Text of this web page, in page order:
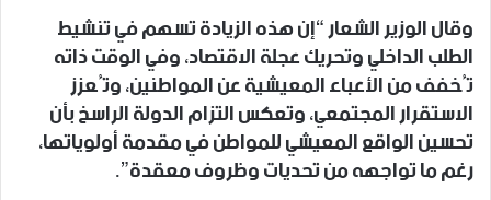
وقال الوزير الشعار “إن هذه الزيادة تسهم في تنشيط
الطلب الداخلي وتحريك عجلة الاقتصاد، وفي الوقت ذاته
تُخفف من الأعباء المعيشية عن المواطنين، وتُعزز
الاستقرار المجتمعي، وتعكس التزام الدولة الراسخ بأن
تحسين الواقع المعيشي للمواطن في مقدمة أولوياتها،
رغم ما تواجهه من تحديات وظروف معقدة”.